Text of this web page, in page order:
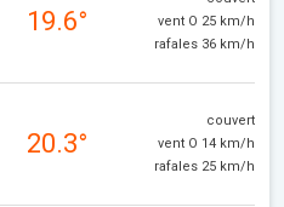
19.6°
vent O 25 km/h
rafales 36 km/h
20.3°
couvert
vent O 14 km/h
rafales 25 km/h